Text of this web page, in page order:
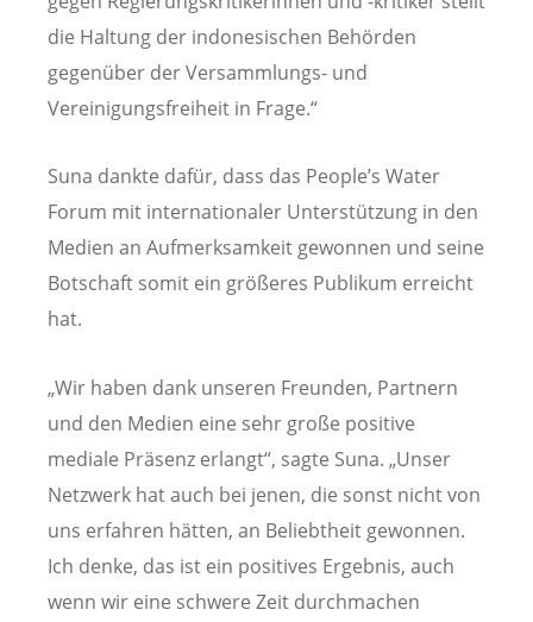
die Haltung der indonesischen Behörden
gegenüber der Versammlungs- und
Vereinigungsfreiheit in Frage.“
Suna dankte dafür, dass das People’s Water
Forum mit internationaler Unterstützung in den
Medien an Aufmerksamkeit gewonnen und seine
Botschaft somit ein größeres Publikum erreicht
hat.
„Wir haben dank unseren Freunden, Partnern
und den Medien eine sehr große positive
mediale Präsenz erlangt“, sagte Suna. „Unser
Netzwerk hat auch bei jenen, die sonst nicht von
uns erfahren hätten, an Beliebtheit gewonnen.
Ich denke, das ist ein positives Ergebnis, auch
wenn wir eine schwere Zeit durchmachen